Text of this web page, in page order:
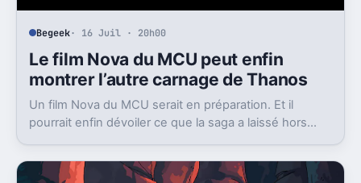
Begeek· 16 Juil · 20h00
Le film Nova du MCU peut enfin
montrer l’autre carnage de Thanos
Un film Nova du MCU serait en préparation. Et il
pourrait enfin dévoiler ce que la saga a laissé hors